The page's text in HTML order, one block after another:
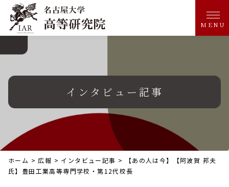
MENU
インタビュー記事
ホーム > 広報 > インタビュー記事 >
【あの人は今】【阿波賀 邦夫
氏】豊田工業高等専門学校・第12代校長